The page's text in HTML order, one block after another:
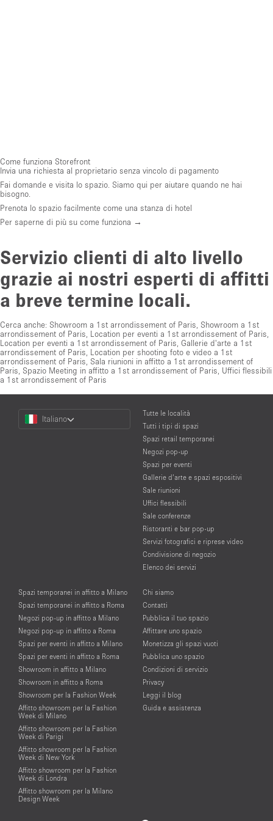
Come funziona Storefront
Invia una richiesta al proprietario senza vincolo di pagamento
Fai domande e visita lo spazio. Siamo qui per aiutare quando ne hai
bisogno.
Prenota lo spazio facilmente come una stanza di hotel
Per saperne di più su come funziona →
Servizio clienti di alto livello
grazie ai nostri esperti di affitti
a breve termine locali.
Cerca anche: Showroom a 1st arrondissement of Paris Showroom a 1st
arrondissement of Paris Location per eventi a 1st arrondissement of Paris
Location per eventi a 1st arrondissement of Paris Gallerie d'arte a 1st
arrondissement of Paris Location per shooting foto e video a 1st
arrondissement of Paris Sala riunioni in affitto a 1st arrondissement of
Paris Spazio Meeting in affitto a 1st arrondissement of Paris Uffici flessibili
a 1st arrondissement of Paris
Choose
Language
Italiano
Tutte le località
Tutti i tipi di spazi
Spazi retail temporanei
Negozi pop-up
Spazi per eventi
Gallerie d’arte e spazi espositivi
Sale riunioni
Uffici flessibili
Sale conferenze
Ristoranti e bar pop-up
Servizi fotografici e riprese video
Condivisione di negozio
Elenco dei servizi
Spazi temporanei in affitto a Milano
Spazi temporanei in affitto a Roma
Negozi pop-up in affitto a Milano
Negozi pop-up in affitto a Roma
Spazi per eventi in affitto a Milano
Spazi per eventi in affitto a Roma
Showroom in affitto a Milano
Showroom in affitto a Roma
Showroom per la Fashion Week
Affitto showroom per la Fashion
Week di Milano
Affitto showroom per la Fashion
Week di Parigi
Affitto showroom per la Fashion
Week di New York
Affitto showroom per la Fashion
Week di Londra
Affitto showroom per la Milano
Design Week
Chi siamo
Contatti
Pubblica il tuo spazio
Affittare uno spazio
Monetizza gli spazi vuoti
Pubblica uno spazio
Condizioni di servizio
Privacy
Leggi il blog
Guida e assistenza